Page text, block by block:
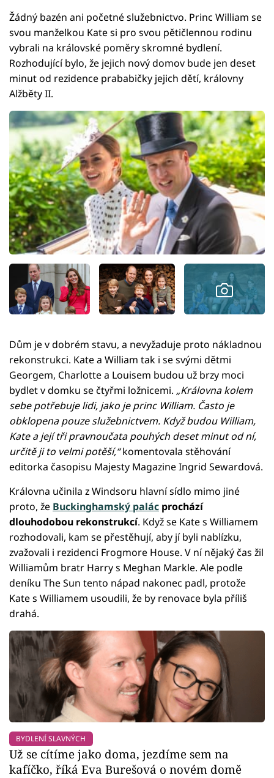
Žádný bazén ani početné služebnictvo. Princ William se
svou manželkou Kate si pro svou pětičlennou rodinu
vybrali na královské poměry skromné bydlení.
Rozhodující bylo, že jejich nový domov bude jen deset
minut od rezidence prababičky jejich dětí, královny
Alžběty II.
Dům je v dobrém stavu, a nevyžaduje proto nákladnou
rekonstrukci. Kate a William tak i se svými dětmi
Georgem, Charlotte a Louisem budou už brzy moci
bydlet v domku se čtyřmi ložnicemi. „Královna kolem
sebe potřebuje lidi, jako je princ William. Často je
obklopena pouze služebnictvem. Když budou William,
Kate a její tři pravnoučata pouhých deset minut od ní,
určitě ji to velmi potěší,“komentovala stěhování
editorka časopisu Majesty Magazine Ingrid Sewardová.
Královna učinila z Windsoru hlavní sídlo mimo jiné
proto, že Buckinghamský palác prochází
dlouhodobou rekonstrukcí. Když se Kate s Williamem
rozhodovali, kam se přestěhují, aby jí byli nablízku,
zvažovali i rezidenci Frogmore House. V ní nějaký čas žil
Williamům bratr Harry s Meghan Markle. Ale podle
deníku The Sun tento nápad nakonec padl, protože
Kate s Williamem usoudili, že by renovace byla příliš
drahá.
BYDLENÍ SLAVNÝCH
Už se cítíme jako doma, jezdíme sem na
kafíčko, říká Eva Burešová o novém domě